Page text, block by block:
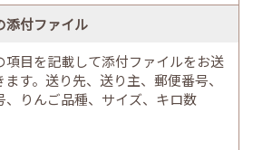
添付ファイル
項目を記載して添付ファイルをお送
す。送り先、送り主、郵便番号、
、りんご品種、サイズ、キロ数